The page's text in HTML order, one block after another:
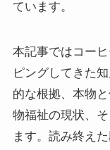
ています。
本記事ではコー
ピングしてきた
的な根拠、本物
物福祉の現状、
ます。読み終え